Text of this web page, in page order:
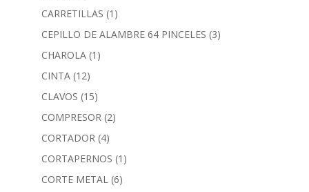
CARRETILLAS (1)
CEPILLO DE ALAMBRE 64 PINCELES (3)
CHAROLA (1)
CINTA (12)
CLAVOS (15)
COMPRESOR (2)
CORTADOR (4)
CORTAPERNOS (1)
CORTE METAL (6)